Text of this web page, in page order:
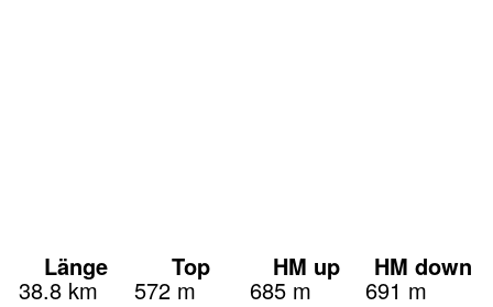
Länge Top HM up HM down
38.8 km 572 m 685 m 691 m